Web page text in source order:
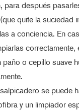
para después
quite la suciedad
a conciencia. En
correctamente,
paño o cepillo suave
se puede
y un limpiador